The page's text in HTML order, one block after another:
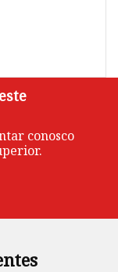
conosco